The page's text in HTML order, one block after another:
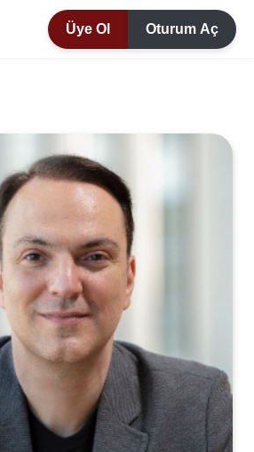
Üye Ol Oturum Aç